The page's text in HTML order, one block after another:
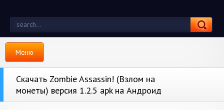
Меню
Скачать Zombie Assassin! (Взлом на
монеты) версия 1.2.5 apk на Андроид